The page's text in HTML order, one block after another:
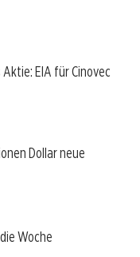
EIA für Cinovec
Dollar neue
Woche